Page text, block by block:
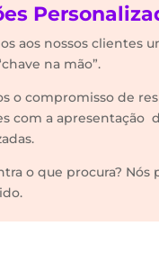
aos nossos clientes
na mão”.
o compromisso de
com a apresentação
o que procura? Nós